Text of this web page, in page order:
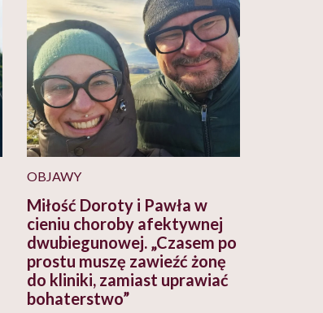
OBJAWY
Miłość Doroty i Pawła w
cieniu choroby afektywnej
dwubiegunowej. „Czasem po
prostu muszę zawieźć żonę
do kliniki, zamiast uprawiać
bohaterstwo”